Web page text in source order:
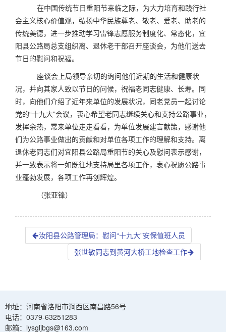
在中国传统节日重阳节来临之际，为大力培育和践行社
会主义核心价值观，弘扬中华民族尊老、敬老、爱老、助老的
传统美德，进一步推动学习雷锋志愿服务制度化、常态化，宜
阳县公路局总支组织离、退休老干部召开座谈会，为他们送去
节日的慰问和祝福。
座谈会上局领导亲切的询问他们近期的生活和健康状
况，并向其家人致以节日的问候，祝福老同志健康、长寿。同
时，向他们介绍了近年来单位的发展状况，同老党员一起讨论
党的“十九大”会议，衷心希望老同志继续关心和支持公路事业，
发挥余热，常来单位走走看看，为单位发展建言献策，感谢他
们为公路事业做出的贡献和对单位各项工作的理解和支持。离
退休老同志们对宜阳县公路局重阳节的关心及慰问表示感谢，
并一致表示将一如既往地支持局里各项工作，衷心祝愿公路事
业蓬勃发展，各项工作再创辉煌。
（张亚锋）
汝阳县公路管理局：慰问“十九大”安保值班人员
张世敏同志到黄河大桥工地检查工作
地址：河南省洛阳市涧西区南昌路56号
电话：0379-63251283
邮箱：lysgljbgs@163.com